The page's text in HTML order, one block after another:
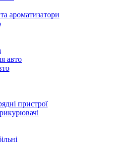
ароматизатори
авто
пристрої